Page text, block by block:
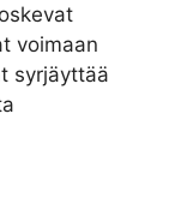
voimaan
syrjäyttää